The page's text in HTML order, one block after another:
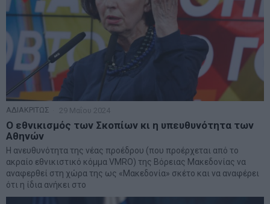
ΑΔΙΑΚΡΙΤΩΣ 29 Μαΐου 2024
Ο εθνικισμός των Σκοπίων κι η υπευθυνότητα των
Αθηνών
Η ανευθυνότητα της νέας προέδρου (που προέρχεται από το
ακραίο εθνικιστικό κόμμα VMRO) της Βόρειας Μακεδονίας να
αναφερθεί στη χώρα της ως «Μακεδονία» σκέτο και να αναφέρει
ότι η ίδια ανήκει στο